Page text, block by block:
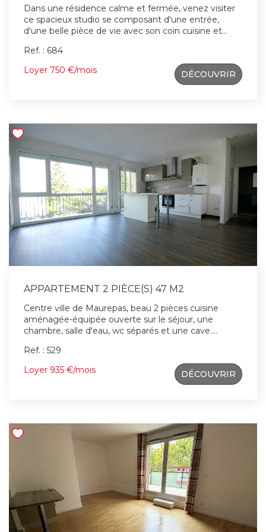
Dans une résidence calme et fermée, venez visiter
ce spacieux studio se composant d'une entrée,
d'une belle pièce de vie avec son coin cuisine et
également d'un parking extérieur privatif. Bus
desservant la gare de La Verrière et commerces à
proximité. Renseignements et visites au
Ref. : 684
Loyer 750 €/mois
DÉCOUVRIR
APPARTEMENT 2 PIÈCE(S) 47 M2
Centre ville de Maurepas, beau 2 pièces cuisine
aménagée-équipée ouverte sur le séjour, une
chambre, salle d'eau, wc séparés et une cave.
faire parvenir les pièces nécessaires. Pour tous
Ref. : 529
Loyer 935 €/mois
DÉCOUVRIR